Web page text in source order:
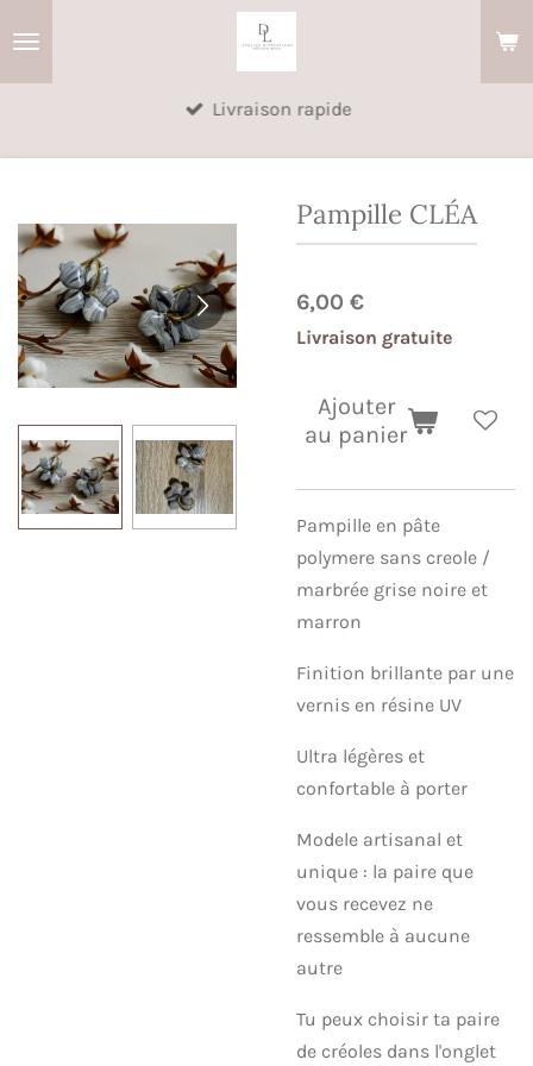
Livraison rapide
Pampille CLÉA
6,00 €
Livraison gratuite
Ajouter
au panier
Pampille en pâte
polymere sans creole /
marbrée grise noire et
marron
Finition brillante par une
vernis en résine UV
Ultra légères et
confortable à porter
Modele artisanal et
unique : la paire que
vous recevez ne
ressemble à aucune
autre
Tu peux choisir ta paire
de créoles dans l'onglet